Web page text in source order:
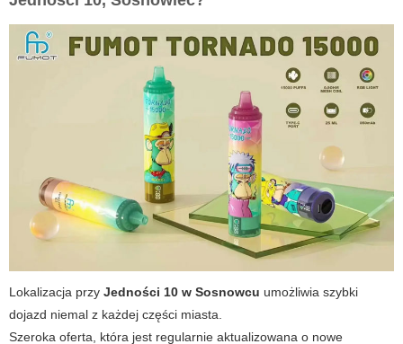
Lokalizacja przy Jedności 10 w Sosnowcu umożliwia szybki
dojazd niemal z każdej części miasta.
Szeroka oferta, która jest regularnie aktualizowana o nowe